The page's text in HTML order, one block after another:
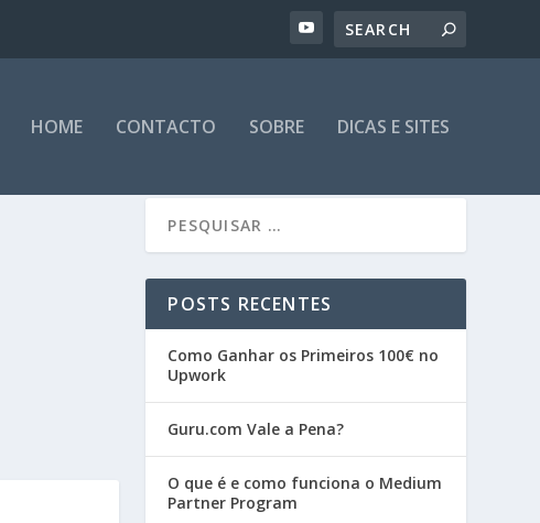
HOME CONTACTO SOBRE DICAS E SITES
POSTS RECENTES
Como Ganhar os Primeiros 100€ no
Upwork
Guru.com Vale a Pena?
O que é e como funciona o Medium
Partner Program